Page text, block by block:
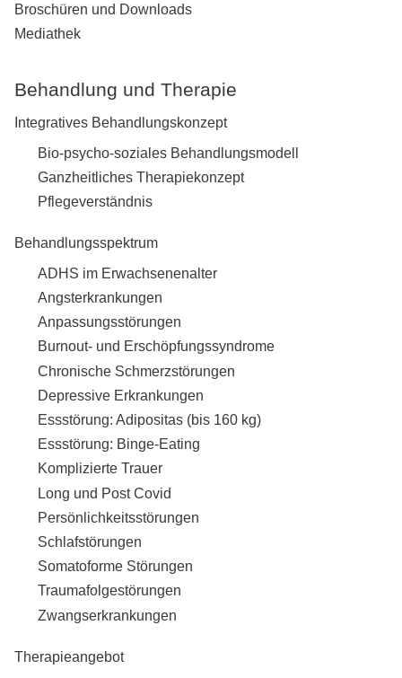
Broschüren und Downloads
Mediathek
Behandlung und Therapie
Integratives Behandlungskonzept
Bio-psycho-soziales Behandlungsmodell
Ganzheitliches Therapiekonzept
Pflegeverständnis
Behandlungsspektrum
ADHS im Erwachsenenalter
Angsterkrankungen
Anpassungsstörungen
Burnout- und Erschöpfungssyndrome
Chronische Schmerzstörungen
Depressive Erkrankungen
Essstörung: Adipositas (bis 160 kg)
Essstörung: Binge-Eating
Komplizierte Trauer
Long und Post Covid
Persönlichkeitsstörungen
Schlafstörungen
Somatoforme Störungen
Traumafolgestörungen
Zwangserkrankungen
Therapieangebot